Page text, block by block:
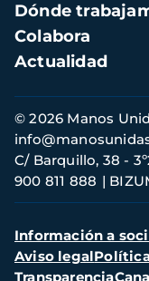
Dónde
Colabora
Actualidad
Información
de
contacto
© 2026 Manos
C/ Barquillo, 38 -
900 811 888
Menú
secundario
Información a
Aviso legal
Transparencia